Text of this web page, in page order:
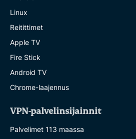
Linux
Reitittimet
Apple TV
Fire Stick
Android TV
Chrome-laajennus
VPN-palvelinsijainnit
Palvelimet 113 maassa